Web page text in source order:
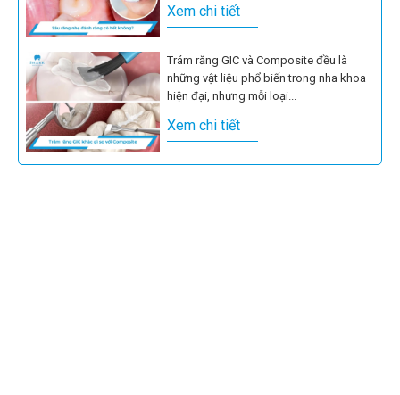
Xem chi tiết
Trám răng GIC và Composite đều là
những vật liệu phổ biến trong nha khoa
hiện đại, nhưng mỗi loại...
Xem chi tiết